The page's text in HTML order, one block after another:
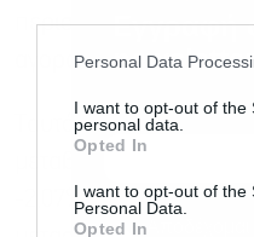
Personal Data
I want to opt-out of the
personal data.
Opted In
I want to opt-out of the
Personal Data.
Opted In
περισσότερες
αγοράς και επέκταση
Ταυτόχρονα, το 2026
-2,07%. Επενδύουμε
Εγγραφή
newsletter
Αποδέχομαι